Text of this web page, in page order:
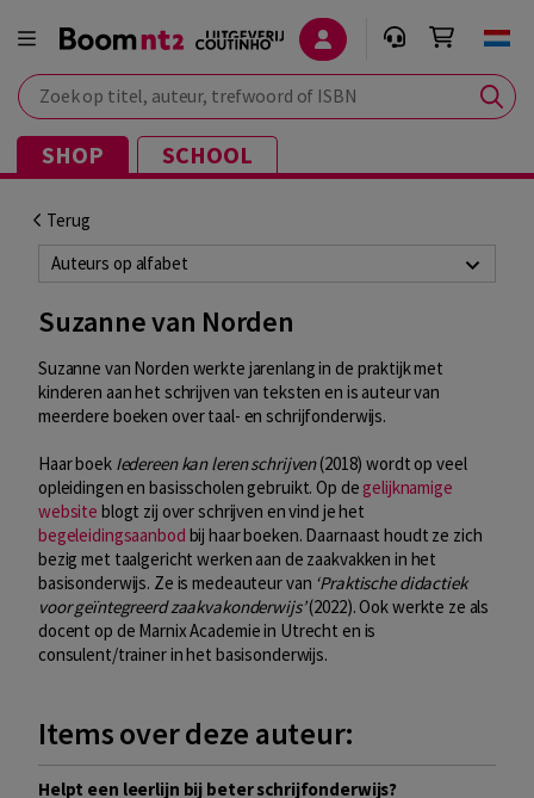
Zoek op titel, auteur, trefwoord of ISBN
SHOP SCHOOL
Terug
Auteurs op alfabet
Suzanne van Norden
Suzanne van Norden werkte jarenlang in de praktijk met
kinderen aan het schrijven van teksten en is auteur van
meerdere boeken over taal- en schrijfonderwijs.
Haar boek Iedereen kan leren schrijven(2018) wordt op veel
opleidingen en basisscholen gebruikt. Op degelijknamige
website blogt zij over schrijven en vind je het
begeleidingsaanbod bij haar boeken. Daarnaast houdt ze zich
bezig met taalgericht werken aan de zaakvakken in het
basisonderwijs. Ze is medeauteur van ‘Praktische didactiek
voor geïntegreerd zaakvakonderwijs’(2022). Ook werkte ze als
docent op de Marnix Academie in Utrecht en is
consulent/trainer in het basisonderwijs.
Items over deze auteur:
Helpt een leerlijn bij beter schrijfonderwijs?